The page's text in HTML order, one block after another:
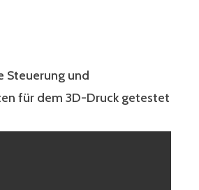
Steuerung und
für dem 3D-Druck getestet